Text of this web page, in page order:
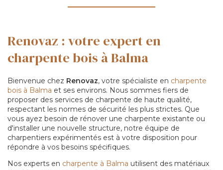
Renovaz : votre expert en
charpente bois à Balma
Bienvenue chez Renovaz, votre spécialiste en charpente
bois à Balma et ses environs. Nous sommes fiers de
proposer des services de charpente de haute qualité,
respectant les normes de sécurité les plus strictes. Que
vous ayez besoin de rénover une charpente existante ou
d'installer une nouvelle structure, notre équipe de
charpentiers expérimentés est à votre disposition pour
répondre à vos besoins spécifiques.
Nos experts en charpente à Balma utilisent des matériaux